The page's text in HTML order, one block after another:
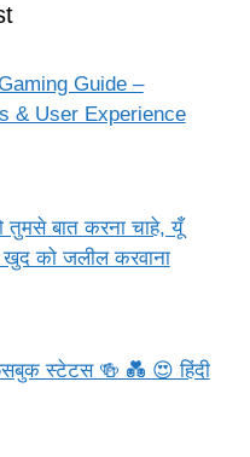
Guide –
& User Experience
तुमसे बात करना चाहे, यूँ
को जलील करवाना
स्टेटस 🍻 💑 😍 हिंदी